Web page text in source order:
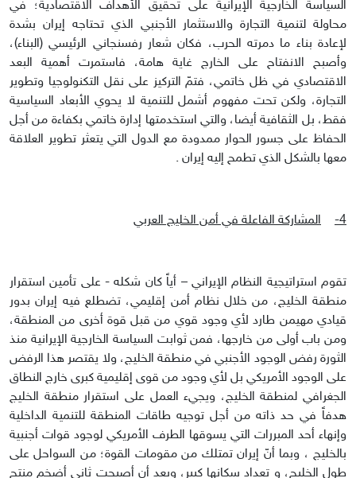
السياسة الخارجية الإيرانية على تحقيق الأهداف الاقتصادية؛ في
محاولة لتنمية التجارة والاستثمار الأجنبي الذي تحتاجه إيران بشدة
لإعادة بناء ما دمرته الحرب، فكان شعار رفسنجاني الرئيسي (البناء)،
وأصبح الانفتاح على الخارج غاية هامة، فاستمرت أهمية البعد
الاقتصادي في ظل خاتمي، فتمّ التركيز على نقل التكنولوجيا وتطوير
التجارة، ولكن تحت مفهوم أشمل للتنمية لا يحوي الأبعاد السياسية
فقط، بل الثقافية أيضا، والتي استخدمتها إدارة خاتمي بكفاءة من أجل
الحفاظ على جسور الحوار ممدودة مع الدول التي يتعثر تطوير العلاقة
معها بالشكل الذي تطمح إليه إيران .
4- المشاركة الفاعلة في أمن الخليج العربي
تقوم استراتيجية النظام الإيراني – أياً كان شكله - على تأمين استقرار
منطقة الخليج، من خلال نظام أمن إقليمي، تضطلع فيه إيران بدور
قيادي مهيمن طارد لأي وجود قوي من قبل قوة أخرى من المنطقة،
ومن باب أولى من خارجها، فمن ثوابت السياسة الخارجية الإيرانية منذ
الثورة رفض الوجود الأجنبي في منطقة الخليج، ولا يقتصر هذا الرفض
على الوجود الأمريكي بل لأي وجود من قوى إقليمية كبرى خارج النطاق
الجغرافي لمنطقة الخليج، ويجيء العمل على استقرار منطقة الخليج
هدفاً في حد ذاته من أجل توجيه طاقات المنطقة للتنمية الداخلية
وإنهاء أحد المبررات التي يسوقها الطرف الأمريكي لوجود قوات أجنبية
بالخليج ، وبما أنّ إيران تمتلك من مقومات القوة؛ من السواحل على
طول الخليج، و تعداد سكانها كبير، وبعد أن أصبحت ثاني أضخم منتج